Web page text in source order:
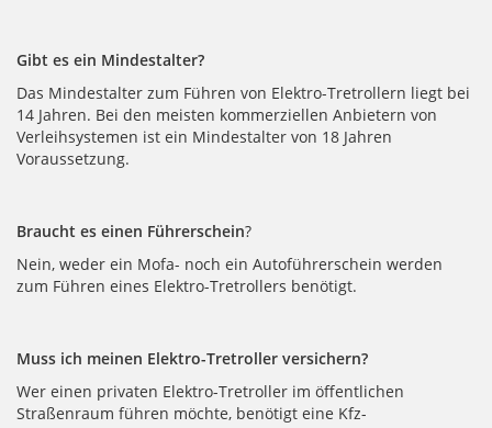
Gibt es ein Mindestalter?
Das Mindestalter zum Führen von Elektro-Tretrollern liegt bei
14 Jahren. Bei den meisten kommerziellen Anbietern von
Verleihsystemen ist ein Mindestalter von 18 Jahren
Voraussetzung.
Braucht es einen Führerschein?
Nein, weder ein Mofa- noch ein Autoführerschein werden
zum Führen eines Elektro-Tretrollers benötigt.
Muss ich meinen Elektro-Tretroller versichern?
Wer einen privaten Elektro-Tretroller im öffentlichen
Straßenraum führen möchte, benötigt eine Kfz-